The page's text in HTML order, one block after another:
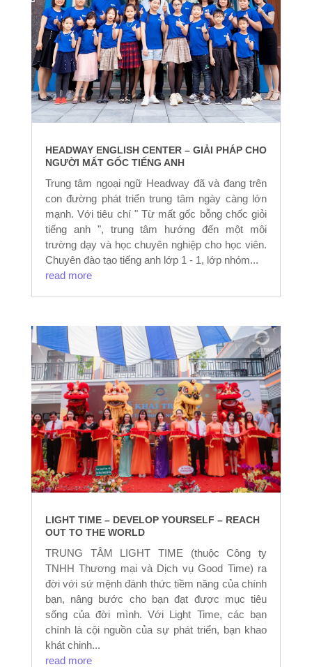
HEADWAY ENGLISH CENTER – GIẢI PHÁP CHO
NGƯỜI MẤT GỐC TIẾNG ANH
Trung tâm ngoại ngữ Headway đã và đang trên
con đường phát triển trung tâm ngày càng lớn
mạnh. Với tiêu chí " Từ mất gốc bỗng chốc giỏi
tiếng anh ", trung tâm hướng đến một môi
trường dạy và học chuyên nghiệp cho học viên.
Chuyên đào tạo tiếng anh lớp 1 - 1, lớp nhóm...
read more
LIGHT TIME – DEVELOP YOURSELF – REACH
OUT TO THE WORLD
TRUNG TÂM LIGHT TIME (thuộc Công ty
TNHH Thương mại và Dịch vụ Good Time) ra
đời với sứ mệnh đánh thức tiềm năng của chính
bạn, nâng bước cho bạn đạt được mục tiêu
sống của đời mình. Với Light Time, các bạn
chính là cội nguồn của sự phát triển, bạn khao
khát chinh...
read more